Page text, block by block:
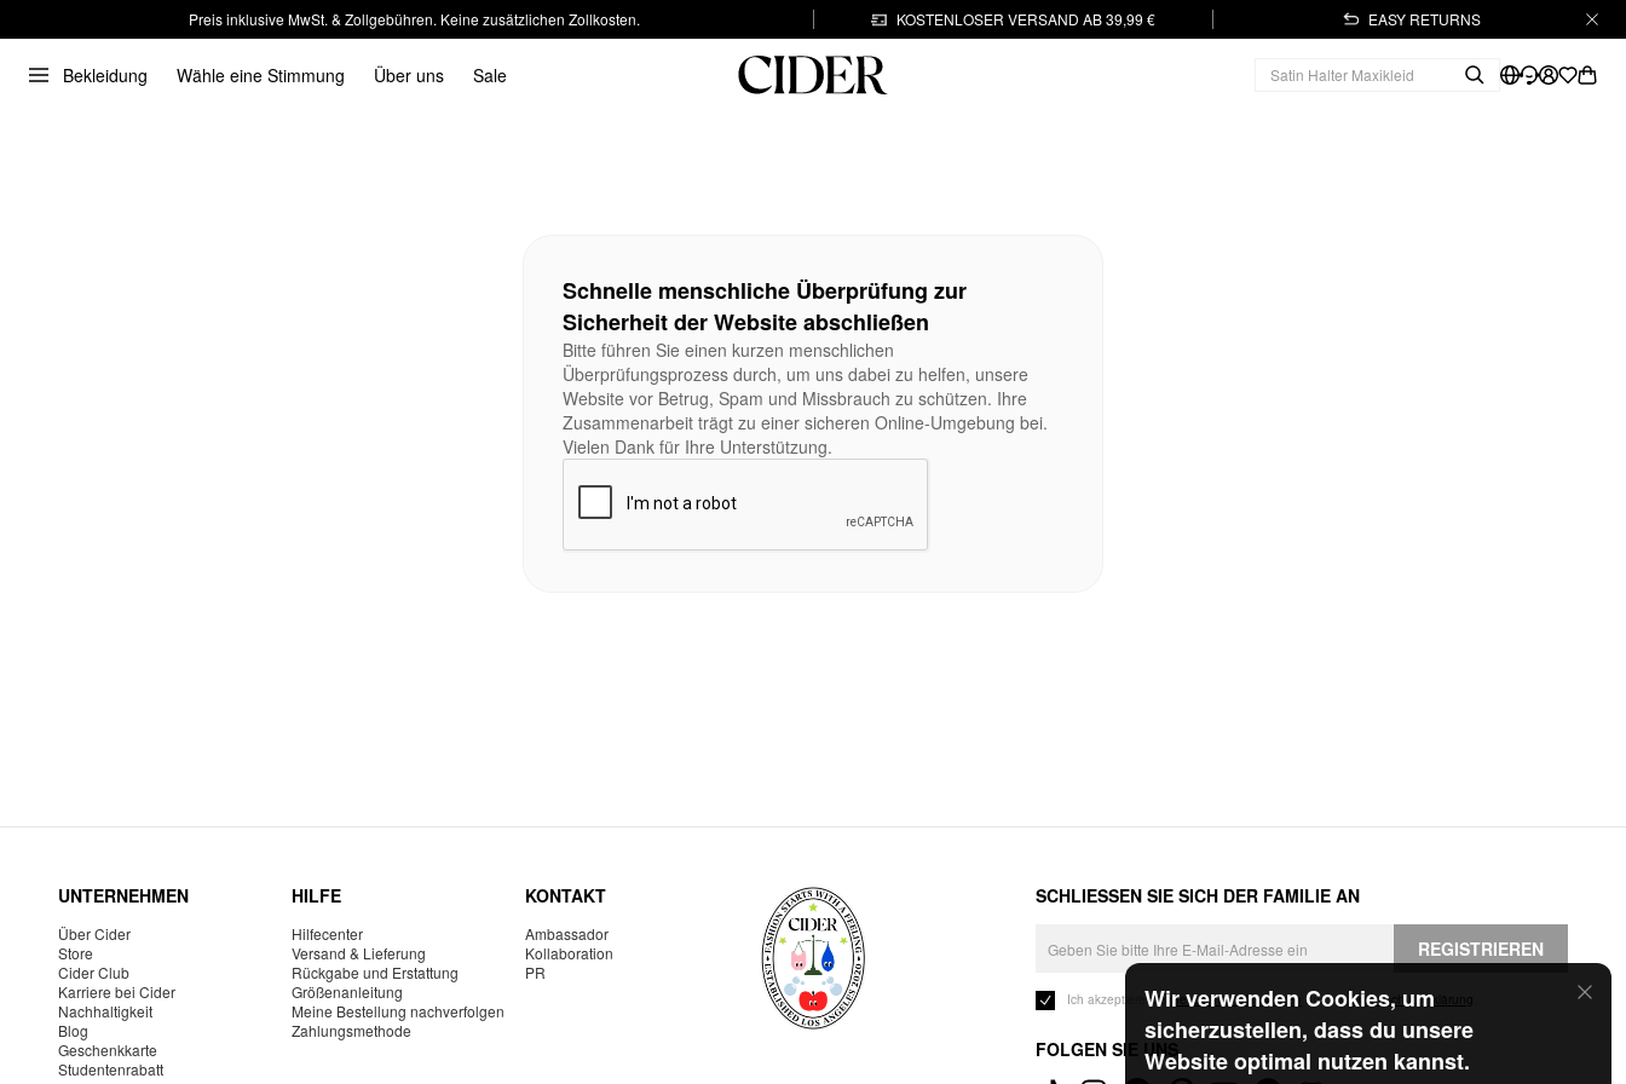
Preis inklusive MwSt. & Zollgebühren. Keine zusätzlichen Zollkosten. KOSTENLOSER VERSAND AB 39,99 € EASY RETURNS
Bekleidung Wähle eine Stimmung Über uns Sale
Wir verwenden Cookies, um
sicherzustellen, dass du unsere
Website optimal nutzen kannst.
Schnelle menschliche Überprüfung zur
Sicherheit der Website abschließen
Bitte führen Sie einen kurzen menschlichen
Überprüfungsprozess durch, um uns dabei zu helfen, unsere
Website vor Betrug, Spam und Missbrauch zu schützen. Ihre
Zusammenarbeit trägt zu einer sicheren Online-Umgebung bei.
Vielen Dank für Ihre Unterstützung.
UNTERNEHMEN
Über Cider
Store
Cider Club
Karriere bei Cider
Nachhaltigkeit
Blog
Geschenkkarte
Studentenrabatt
HILFE
Hilfecenter
Versand & Lieferung
Rückgabe und Erstattung
Größenanleitung
Meine Bestellung nachverfolgen
Zahlungsmethode
KONTAKT
Ambassador
Kollaboration
PR
SCHLIESSEN SIE SICH DER FAMILIE AN
REGISTRIEREN
Ich akzeptiere dieGeschäftsbedingungen und die Datenschutzerklärung
FOLGEN SIE UNS